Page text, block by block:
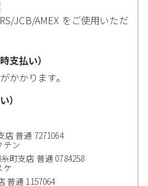
JCB/AMEX をご使用いただ
支払い）
かかります。
）
普通 7271064
テン
町支店 普通 0784258
ケ
普通 1157064